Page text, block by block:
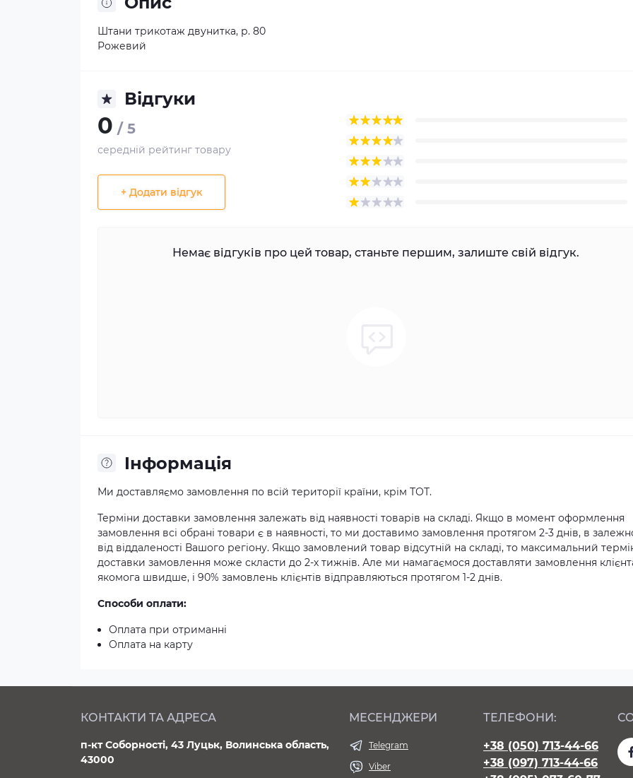
Штани трикотаж двунитка, р. 80
Рожевий
Відгуки
0 / 5
середній рейтинг товару
+ Додати відгук
Немає відгуків про цей товар, станьте першим, залиште свій відгук.
Iнформація
Ми доставляємо замовлення по всій території країни, крім ТОТ.
Терміни доставки замовлення залежать від наявності товарів на складі. Якщо в момент оформлення
замовлення всі обрані товари є в наявності, то ми доставимо замовлення протягом 2-3 днів, в
від віддаленості Вашого регіону. Якщо замовлений товар відсутній на складі, то максимальний
доставки замовлення може скласти до 2-х тижнів. Але ми намагаємося доставляти замовлення
якомога швидше, і 90% замовлень клієнтів відправляються протягом 1-2 днів.
Способи оплати:
Оплата при отриманні
Оплата на карту
КОНТАКТИ ТА АДРЕСА
п-кт Соборності, 43 Луцьк, Волинська область,
43000
МЕСЕНДЖЕРИ
Telegram
Viber
ТЕЛЕФОНИ:
+38 (050) 713-44-66
+38 (097) 713-44-66